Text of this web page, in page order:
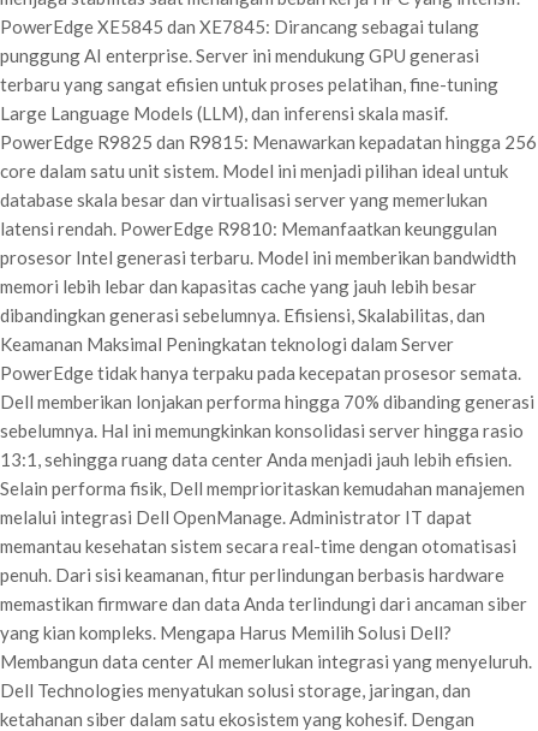
PowerEdge XE5845 dan XE7845: Dirancang sebagai tulang
punggung AI enterprise. Server ini mendukung GPU generasi
terbaru yang sangat efisien untuk proses pelatihan, fine-tuning
Large Language Models (LLM), dan inferensi skala masif.
PowerEdge R9825 dan R9815: Menawarkan kepadatan hingga 256
core dalam satu unit sistem. Model ini menjadi pilihan ideal untuk
database skala besar dan virtualisasi server yang memerlukan
latensi rendah. PowerEdge R9810: Memanfaatkan keunggulan
prosesor Intel generasi terbaru. Model ini memberikan bandwidth
memori lebih lebar dan kapasitas cache yang jauh lebih besar
dibandingkan generasi sebelumnya. Efisiensi, Skalabilitas, dan
Keamanan Maksimal Peningkatan teknologi dalam Server
PowerEdge tidak hanya terpaku pada kecepatan prosesor semata.
Dell memberikan lonjakan performa hingga 70% dibanding generasi
sebelumnya. Hal ini memungkinkan konsolidasi server hingga rasio
13:1, sehingga ruang data center Anda menjadi jauh lebih efisien.
Selain performa fisik, Dell memprioritaskan kemudahan manajemen
melalui integrasi Dell OpenManage. Administrator IT dapat
memantau kesehatan sistem secara real-time dengan otomatisasi
penuh. Dari sisi keamanan, fitur perlindungan berbasis hardware
memastikan firmware dan data Anda terlindungi dari ancaman siber
yang kian kompleks. Mengapa Harus Memilih Solusi Dell?
Membangun data center AI memerlukan integrasi yang menyeluruh.
Dell Technologies menyatukan solusi storage, jaringan, dan
ketahanan siber dalam satu ekosistem yang kohesif. Dengan